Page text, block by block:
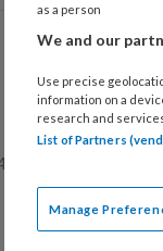
as a person
We and our
Use precise
information on a
research and
List of Partners
Manage